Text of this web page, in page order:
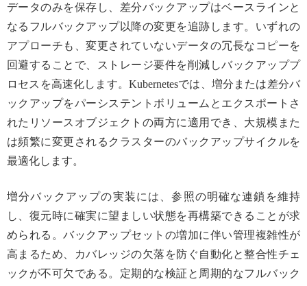
データのみを保存し、差分バックアップはベースラインと
なるフルバックアップ以降の変更を追跡します。いずれの
アプローチも、変更されていないデータの冗長なコピーを
回避することで、ストレージ要件を削減しバックアッププ
ロセスを高速化します。Kubernetesでは、増分または差分バ
ックアップをパーシステントボリュームとエクスポートさ
れたリソースオブジェクトの両方に適用でき、大規模また
は頻繁に変更されるクラスターのバックアップサイクルを
最適化します。
増分バックアップの実装には、参照の明確な連鎖を維持
し、復元時に確実に望ましい状態を再構築できることが求
められる。バックアップセットの増加に伴い管理複雑性が
高まるため、カバレッジの欠落を防ぐ自動化と整合性チェ
ックが不可欠である。定期的な検証と周期的なフルバック